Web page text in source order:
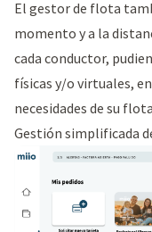
El gestor de flota
momento y a la
cada conductor,
físicas y/o virtuales,
necesidades de su
Gestión simplificada